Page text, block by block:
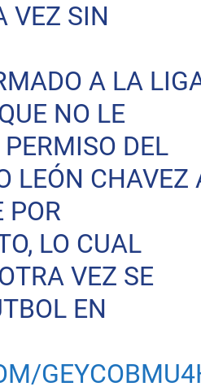
VEZ SIN
A LA
NO LE
DEL
LEÓN CHAVEZ
POR
LO CUAL
VEZ SE
EN